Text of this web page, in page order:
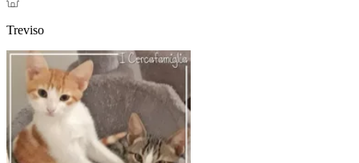
Treviso